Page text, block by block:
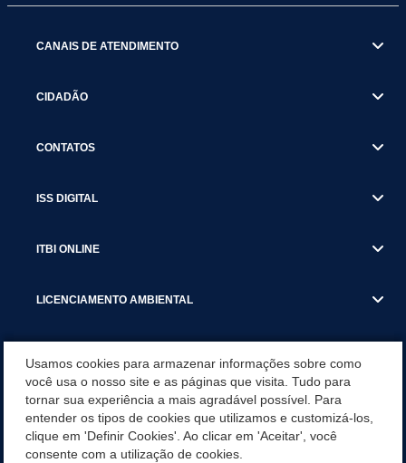
CANAIS DE ATENDIMENTO
CIDADÃO
CONTATOS
ISS DIGITAL
ITBI ONLINE
LICENCIAMENTO AMBIENTAL
SERVIÇOS
SERVIÇOS DO DEPARTAMENTO DE RECEITA MUNICIPAL
Usamos cookies para armazenar informações sobre como
você usa o nosso site e as páginas que visita. Tudo para
tornar sua experiência a mais agradável possível. Para
entender os tipos de cookies que utilizamos e customizá-los,
clique em 'Definir Cookies'. Ao clicar em 'Aceitar', você
consente com a utilização de cookies.